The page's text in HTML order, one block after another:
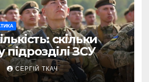
скільки
ЗСУ
СЕРГІЙ ТКАЧ